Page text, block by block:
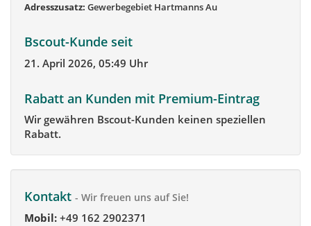
Adresszusatz: Gewerbegebiet Hartmanns Au
Bscout-Kunde seit
21. April 2026, 05:49 Uhr
Rabatt an Kunden mit Premium-Eintrag
Wir gewähren Bscout-Kunden keinen speziellen
Rabatt.
Kontakt - Wir freuen uns auf Sie!
Mobil: +49 162 2902371